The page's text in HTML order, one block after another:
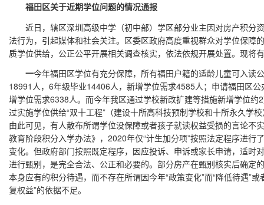
福田区关于近期学位问题的情况通报
近日，辖区深圳高级中学（初中部）学区部分业主因对房产积分
法行为，引起媒体和社会关注。区委区政府高度重视群众对学位保障
质学位供给，公正公平开展相关调查核实，依法依规开展处置。现将
一今年福田区学位有充分保障，所有福田户籍的适龄儿童可入读
18991人，6年级毕业14406人，新增学位需求4585人；申请福田区
增学位需求6338人。而今年我区通过学校新改扩建等措施新增学位
过实施学位供给“双十工程”（建设十所高科技预制学校和十所永久学
由此可见，有人散布所谓学位没保障或者孩子就读权益受损的言论不
教育阶段积分入学办法》，2020年仅“计生加分项”按照法定程序进
变化。但政府部门按照既定程序，因应投诉、申诉或家长申请，适时
进行甄别，是完全合法、公正和必要的。部分房产在甄别核实后确定
本身应有的积分待遇，而不存在所谓因今年“政策变化”而“降低待遇”
复权益”的依据不足。